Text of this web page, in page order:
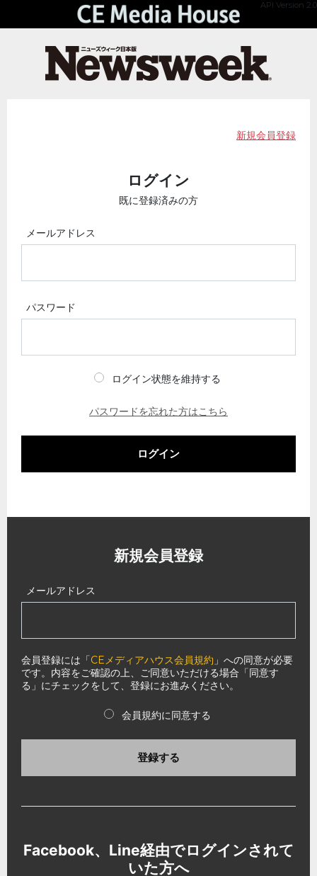
API Version 2.0
新規会員登録
ログイン
既に登録済みの方
メールアドレス
パスワード
ログイン状態を維持する
パスワードを忘れた方はこちら
ログイン
新規会員登録
メールアドレス
会員登録には「CEメディアハウス会員規約 」への同意が必要
です。内容をご確認の上、ご同意いただける場合「同意す
る」にチェックをして、登録にお進みください。
会員規約に同意する
登録する
Facebook、Line経由でログインされて
いた方へ